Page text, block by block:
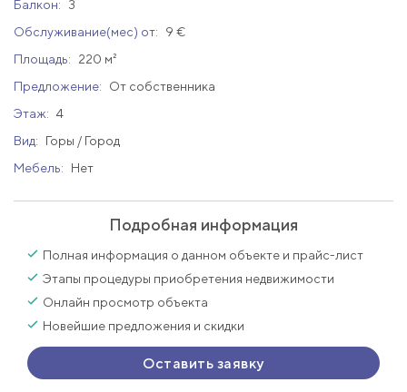
Балкон:
3
Обслуживание(мес) от:
9 €
Площадь:
220 м²
Предложение:
От собственника
Этаж: 4
Вид:
Горы / Город
Мебель:
Нет
Подробная информация
Полная информация о данном объекте и прайс-лист
Этапы процедуры приобретения недвижимости
Онлайн просмотр объекта
Новейшие предложения и скидки
Оставить заявку